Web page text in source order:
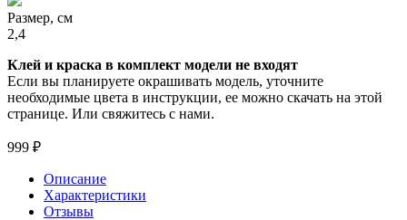
Размер, см
2,4
Клей и краска в комплект модели не входят
Если вы планируете окрашивать модель, уточните
необходимые цвета в инструкции, ее можно скачать на этой
странице. Или свяжитесь с нами.
999 ₽
Описание
Характеристики
Отзывы